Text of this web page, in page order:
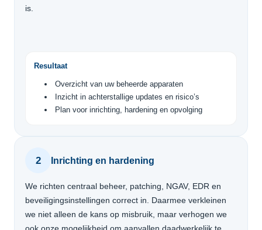
is.
Resultaat
Overzicht van uw beheerde apparaten
Inzicht in achterstallige updates en risico’s
Plan voor inrichting, hardening en opvolging
2 Inrichting en hardening
We richten centraal beheer, patching, NGAV, EDR en
beveiligingsinstellingen correct in. Daarmee verkleinen
we niet alleen de kans op misbruik, maar verhogen we